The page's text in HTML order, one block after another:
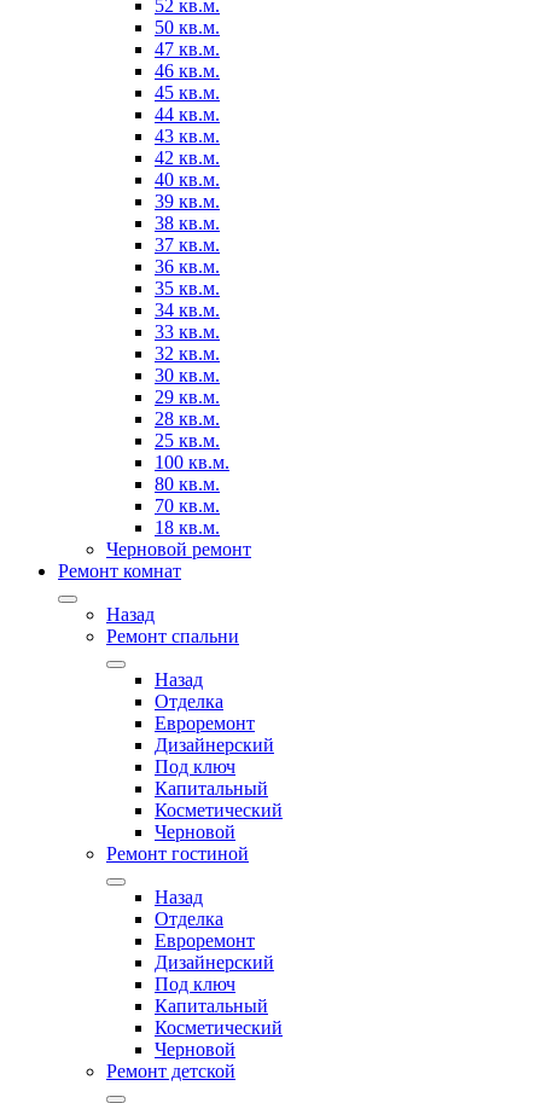
52 кв.м.
50 кв.м.
47 кв.м.
46 кв.м.
45 кв.м.
44 кв.м.
43 кв.м.
42 кв.м.
40 кв.м.
39 кв.м.
38 кв.м.
37 кв.м.
36 кв.м.
35 кв.м.
34 кв.м.
33 кв.м.
32 кв.м.
30 кв.м.
29 кв.м.
28 кв.м.
25 кв.м.
100 кв.м.
80 кв.м.
70 кв.м.
18 кв.м.
Черновой ремонт
Ремонт комнат
Назад
Ремонт спальни
Назад
Отделка
Евроремонт
Дизайнерский
Под ключ
Капитальный
Косметический
Черновой
Ремонт гостиной
Назад
Отделка
Евроремонт
Дизайнерский
Под ключ
Капитальный
Косметический
Черновой
Ремонт детской